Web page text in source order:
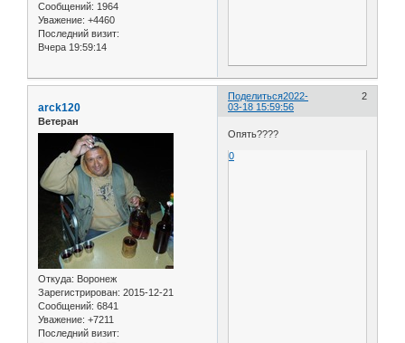
Сообщений: 1964
Уважение: +4460
Последний визит:
Вчера 19:59:14
Поделиться 2
2022-
03-18 15:59:56
arck120
Ветеран
Откуда: Воронеж
Зарегистрирован: 2015-12-21
Сообщений: 6841
Уважение: +7211
Последний визит:
Опять????
0